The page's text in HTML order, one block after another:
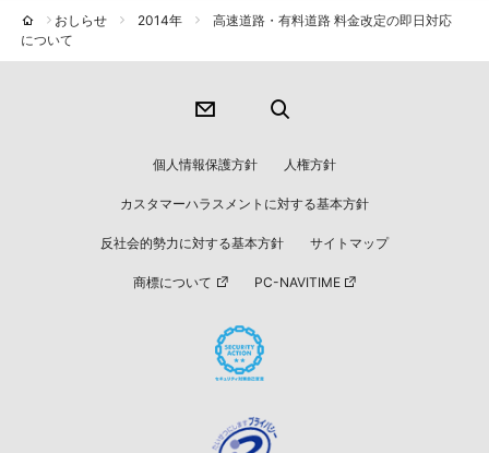
おしらせ 2014年
高速道路・有料道路 料金改定の即日対応
について
個人情報保護方針 人権方針
カスタマーハラスメントに対する基本方針
反社会的勢力に対する基本方針 サイトマップ
商標について PC-NAVITIME